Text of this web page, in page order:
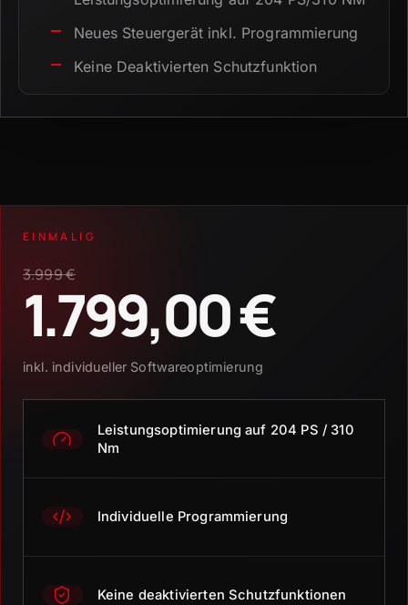
Neues Steuergerät inkl. Programmierung
Keine Deaktivierten Schutzfunktion
EINMALIG
3.999 €
1.799,00 €
inkl. individueller Softwareoptimierung
Leistungsoptimierung auf 204 PS / 310
Nm
Individuelle Programmierung
Keine deaktivierten Schutzfunktionen